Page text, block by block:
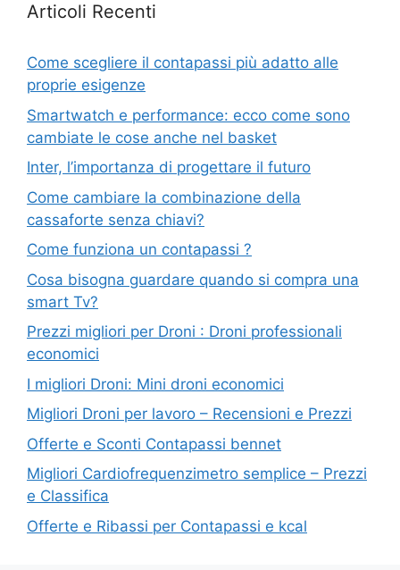
Articoli Recenti
Come scegliere il contapassi più adatto alle
proprie esigenze
Smartwatch e performance: ecco come sono
cambiate le cose anche nel basket
Inter, l’importanza di progettare il futuro
Come cambiare la combinazione della
cassaforte senza chiavi?
Come funziona un contapassi ?
Cosa bisogna guardare quando si compra una
smart Tv?
Prezzi migliori per Droni : Droni professionali
economici
I migliori Droni: Mini droni economici
Migliori Droni per lavoro – Recensioni e Prezzi
Offerte e Sconti Contapassi bennet
Migliori Cardiofrequenzimetro semplice – Prezzi
e Classifica
Offerte e Ribassi per Contapassi e kcal